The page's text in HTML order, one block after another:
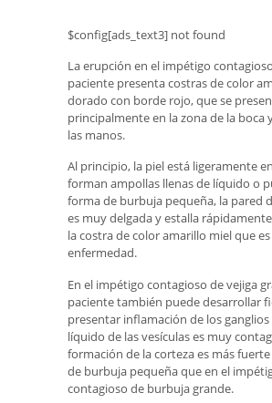
$config[ads_text3] not found
La erupción en el impétigo
paciente presenta costras de color
dorado con borde rojo, que se
principalmente en la zona de la boca
las manos.
Al principio, la piel está ligeramente
forman ampollas llenas de líquido o
forma de burbuja pequeña, la pared
es muy delgada y estalla
la costra de color amarillo miel que
enfermedad.
En el impétigo contagioso de vejiga
paciente también puede desarrollar
presentar inflamación de los ganglios
líquido de las vesículas es muy
formación de la corteza es más
de burbuja pequeña que en el
contagioso de burbuja grande.